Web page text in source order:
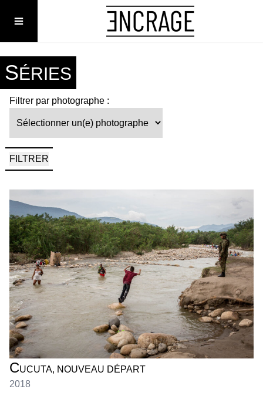
Menu
SÉRIES
Filtrer par photographe :
FILTRER
CUCUTA, NOUVEAU DÉPART
2018